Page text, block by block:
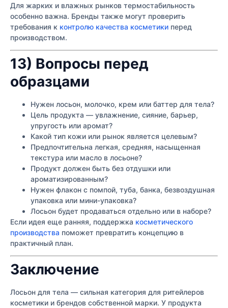
Для жарких и влажных рынков термостабильность
особенно важна. Бренды также могут проверить
требования к контролю качества косметики перед
производством.
13) Вопросы перед
образцами
Нужен лосьон, молочко, крем или баттер для тела?
Цель продукта — увлажнение, сияние, барьер,
упругость или аромат?
Какой тип кожи или рынок является целевым?
Предпочтительна легкая, средняя, насыщенная
текстура или масло в лосьоне?
Продукт должен быть без отдушки или
ароматизированным?
Нужен флакон с помпой, туба, банка, безвоздушная
упаковка или мини-упаковка?
Лосьон будет продаваться отдельно или в наборе?
Если идея еще ранняя, поддержка косметического
производства поможет превратить концепцию в
практичный план.
Заключение
Лосьон для тела — сильная категория для ритейлеров
косметики и брендов собственной марки. У продукта